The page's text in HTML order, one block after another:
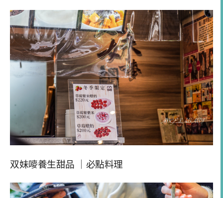
双妹嘜養生甜品 ｜必點料理